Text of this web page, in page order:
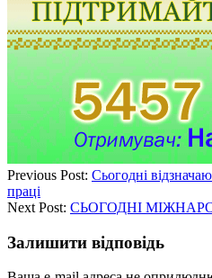
Previous Post: Сьогодні
праці
Next Post: СЬОГОДНІ
Залишити відповідь